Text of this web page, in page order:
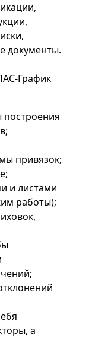
документы.
График
привязок;
и листами
работы);
а